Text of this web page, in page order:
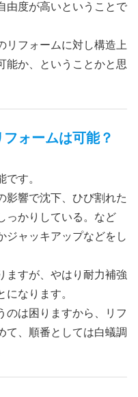
由度が高いということで
リフォームに対し構造上
能か、ということかと思
ォームは可能？
す。
影響で沈下、ひび割れた
っかりしている。など
ジャッキアップなどをし
ますが、やはり耐力補強
なります。
のは困りますから、リフ
て、順番としては白蟻調